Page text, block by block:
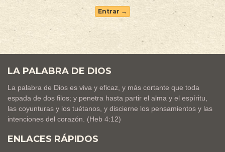
Entrar →
LA PALABRA DE DIOS
La palabra de Dios es viva y eficaz, y más cortante que toda
espada de dos filos; y penetra hasta partir el alma y el espíritu,
las coyunturas y los tuétanos, y discierne los pensamientos y las
intenciones del corazón. (Heb 4:12)
ENLACES RÁPIDOS